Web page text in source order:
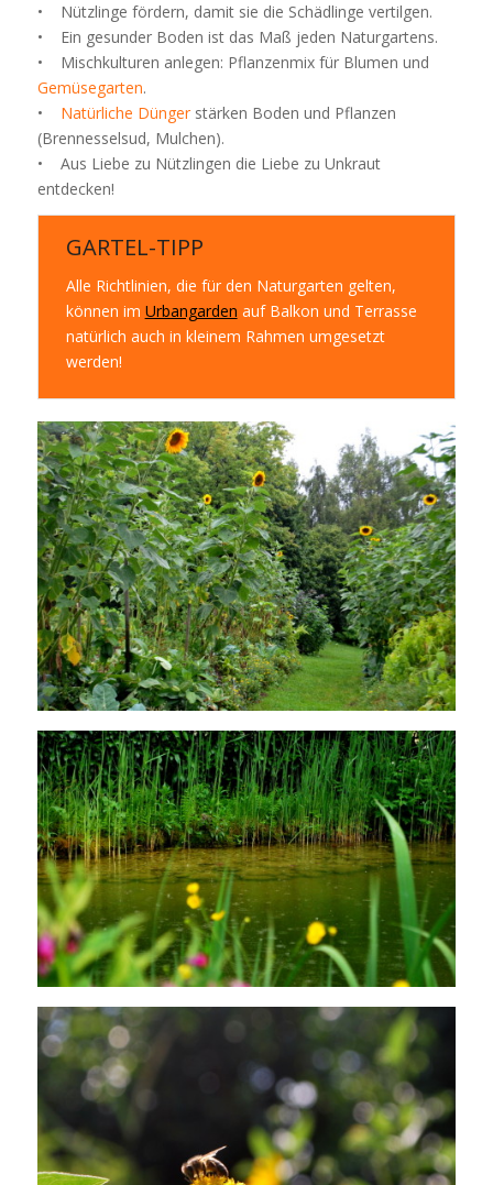
• Nützlinge fördern, damit sie die Schädlinge vertilgen.
• Ein gesunder Boden ist das Maß jeden Naturgartens.
• Mischkulturen anlegen: Pflanzenmix für Blumen und
Gemüsegarten.
• Natürliche Düngerstärken Boden und Pflanzen
(Brennesselsud, Mulchen).
• Aus Liebe zu Nützlingen die Liebe zu Unkraut
entdecken!
GARTEL-TIPP
Alle Richtlinien, die für den Naturgarten gelten,
können im Urbangarden auf Balkon und Terrasse
natürlich auch in kleinem Rahmen umgesetzt
werden!